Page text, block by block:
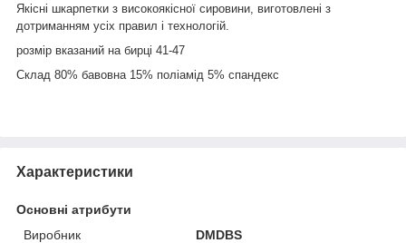
Якісні шкарпетки з високоякісної сировини, виготовлені з
дотриманням усіх правил і технологій.
розмір вказаний на бирці 41-47
Склад 80% бавовна 15% поліамід 5% спандекс
Характеристики
Основні атрибути
Виробник
DMDBS